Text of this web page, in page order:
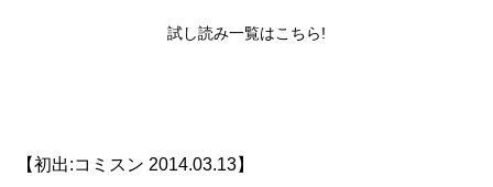
試し読み一覧はこちら!
【初出:コミスン 2014.03.13】